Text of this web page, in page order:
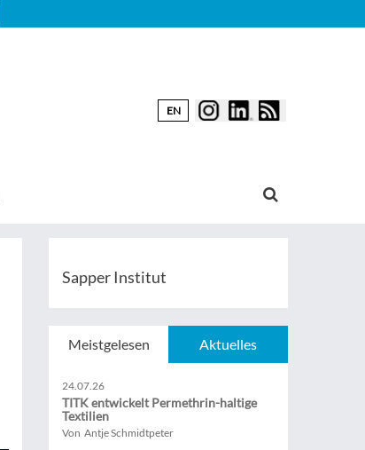
EN
Sapper Institut
Meistgelesen Aktuelles
24.07.26
TITK entwickelt Permethrin-haltige
Textilien
Von Antje Schmidtpeter